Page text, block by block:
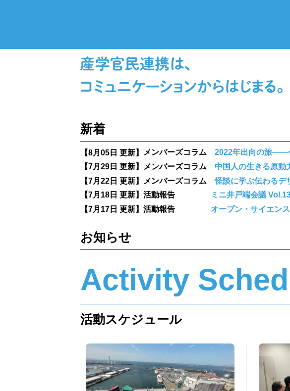
新着
【8月05日 更新】 メンバーズコラム
2022年出向の旅───
【7月29日 更新】
メンバーズコラム
中国人の生きる原動
【7月22日 更新】
メンバーズコラム
怪談に学ぶ伝わる
【7月18日 更新】 活動報告
ミニ井戸端会議
【7月17日 更新】 活動報告 オープン・サイエン
お知らせ
Activity
活動スケジュール